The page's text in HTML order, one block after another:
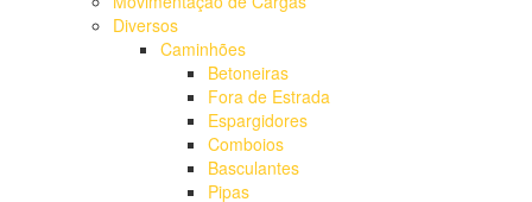
Diversos
Caminhões
Betoneiras
Fora de Estrada
Espargidores
Comboios
Basculantes
Pipas